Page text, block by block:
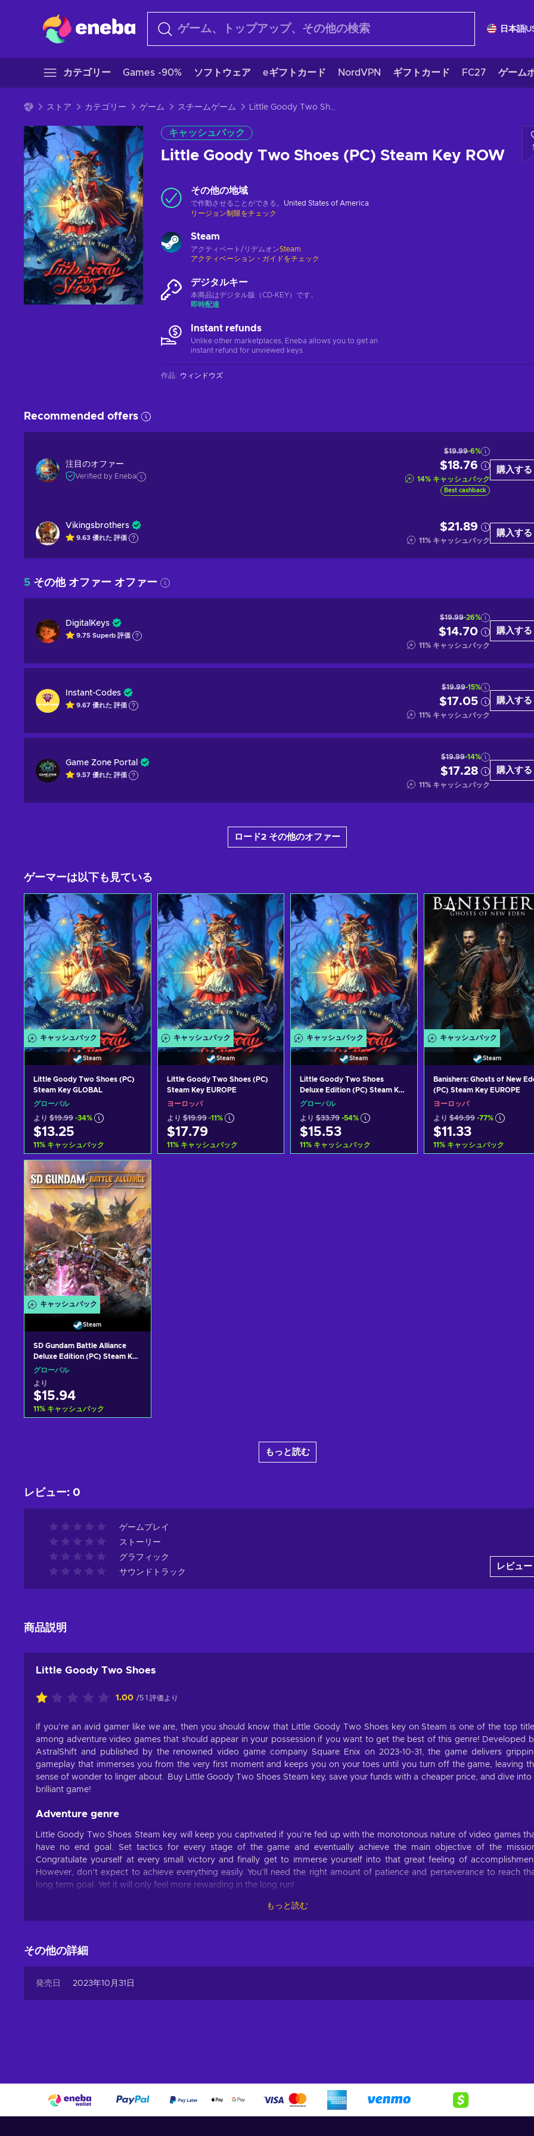
日本語
カテゴリー Games -90% ソフトウェア eギフトカード NordVPN ギフトカード FC27 ゲーム
ストア カテゴリー ゲーム スチームゲーム Little Goody Two Shoes (PC) Steam Key ROW
キャッシュバック
Little Goody Two Shoes (PC) Steam Key ROW
その他の地域
で作動させることができる。 United States of America
リージョン制限をチェック
Steam
アクティベート/リデムオンSteam
アクティベーション・ガイドをチェック
デジタルキー
本商品はデジタル版（CD-KEY）です。
即時配達
Instant refunds
Unlike other marketplaces, Eneba allows you to get an
instant refund for unviewed keys.
作品: ウィンドウズ
Recommended offers
注目のオファー
Verified by Eneba
$19.99-6%
$18.76
14% キャッシュバック
Best cashback
購入する
Vikingsbrothers
9.63 優れた 評価
$21.89
11% キャッシュバック
購入する
5 その他 オファー オファー
DigitalKeys
9.75 Superb 評価
$19.99-26%
$14.70
11% キャッシュバック
購入する
Instant-Codes
9.67 優れた 評価
$19.99-15%
$17.05
11% キャッシュバック
購入する
Game Zone Portal
9.57 優れた 評価
$19.99-14%
$17.28
11% キャッシュバック
購入する
ロード2 その他のオファー
ゲーマーは以下も見ている
キャッシュバック
Steam
Little Goody Two Shoes (PC)
Steam Key GLOBAL
グローバル
より $19.99 -34%
$13.25
11% キャッシュバック
カートに入れる
View offers
キャッシュバック
Steam
Little Goody Two Shoes (PC)
Steam Key EUROPE
ヨーロッパ
より $19.99 -11%
$17.79
11% キャッシュバック
キャッシュバック
Steam
Little Goody Two Shoes
Deluxe Edition (PC) Steam Key
GLOBAL
グローバル
より $33.79 -54%
$15.53
11% キャッシュバック
キャッシュバック
Steam
Banishers: Ghosts of New
(PC) Steam Key EUROPE
ヨーロッパ
より $49.99 -77%
$11.33
11% キャッシュバック
キャッシュバック
Steam
SD Gundam Battle Alliance
Deluxe Edition (PC) Steam Key
GLOBAL
グローバル
より
$15.94
11% キャッシュバック
もっと読む
レビュー: 0
ゲームプレイ
ストーリー
グラフィック
サウンドトラック
レビュー
商品説明
Little Goody Two Shoes
1.00 /5 1 評価より
If you’re an avid gamer like we are, then you should know that Little Goody Two Shoes key on Steam is one of the top
among adventure video games that should appear in your possession if you want to get the best of this genre! Developed
AstralShift and published by the renowned video game company Square Enix on 2023-10-31, the game delivers
gameplay that immerses you from the very first moment and keeps you on your toes until you turn off the game, leaving
sense of wonder to linger about. Buy Little Goody Two Shoes Steam key, save your funds with a cheaper price, and dive into
brilliant game!
Adventure genre
Little Goody Two Shoes Steam key will keep you captivated if you’re fed up with the monotonous nature of video games
have no end goal. Set tactics for every stage of the game and eventually achieve the main objective of the
Congratulate yourself at every small victory and finally get to immerse yourself into that great feeling of
However, don’t expect to achieve everything easily. You’ll need the right amount of patience and perseverance to reach
long term goal. Yet it will only feel more rewarding in the long run!
improve the overall gameplay:
2D graphics – You explore a two-dimensional world that can only be viewed from one angle;
Anime graphics – Environments and characters are designed to look similar to Japanese cartoons;
Mystery – The story includes elements of crime – you have to solve various events by piecing together the provided clues;
もっと読む
その他の詳細
発売日 2023年10月31日